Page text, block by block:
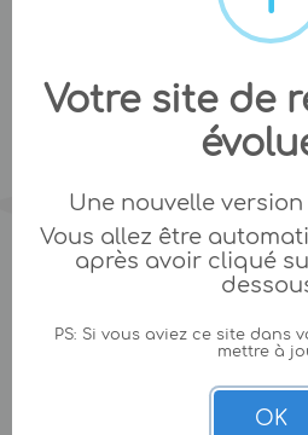
Votre site de
Une nouvelle
Vous allez être
après avoir cliqué
PS: Si vous aviez ce site dans
mettre à
OK